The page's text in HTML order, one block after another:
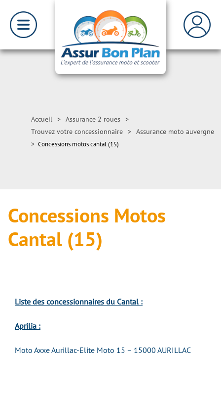
Accueil > Assurance 2 roues >
Trouvez votre concessionnaire > Assurance moto auvergne
> Concessions motos cantal (15)
Concessions Motos
Cantal (15)
Liste des concessionnaires du Cantal :
Aprilia :
Moto Axxe Aurillac-Elite Moto 15 – 15000 AURILLAC